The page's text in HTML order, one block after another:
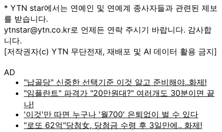
* YTN star에서는 연예인 및 연예계 종사자들과 관련된 제보
를 받습니다.
ytnstar@ytn.co.kr로 언제든 연락 주시기 바랍니다. 감사합
니다.
[저작권자(c) YTN 무단전재, 재배포 및 AI 데이터 활용 금지]
AD